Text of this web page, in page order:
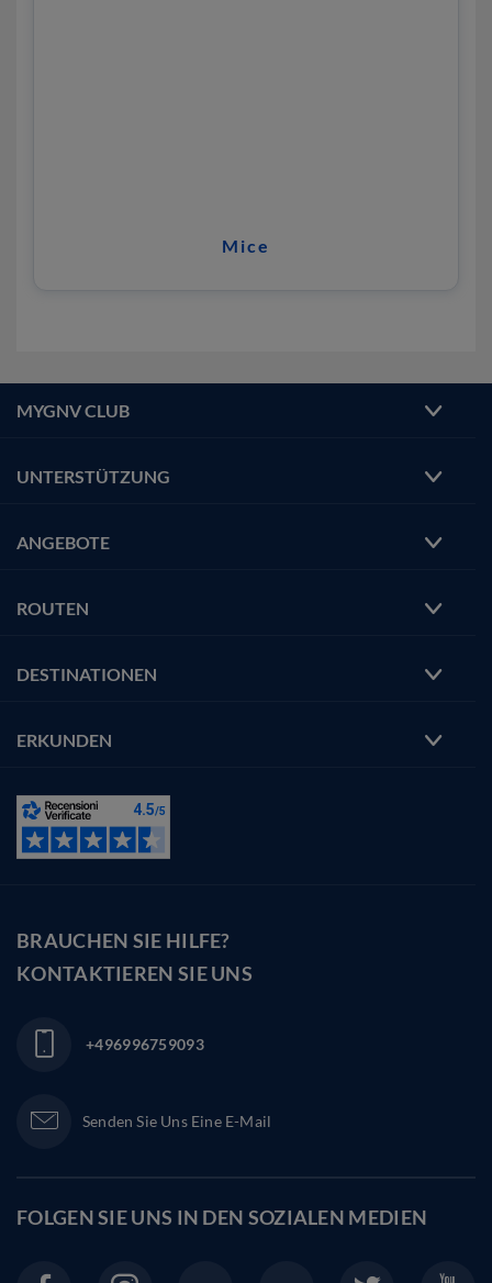
Mice
MYGNV CLUB
UNTERSTÜTZUNG
ANGEBOTE
ROUTEN
DESTINATIONEN
ERKUNDEN
BRAUCHEN SIE HILFE?
KONTAKTIEREN SIE UNS
+496996759093
Senden Sie Uns Eine E-Mail
FOLGEN SIE UNS IN DEN SOZIALEN MEDIEN